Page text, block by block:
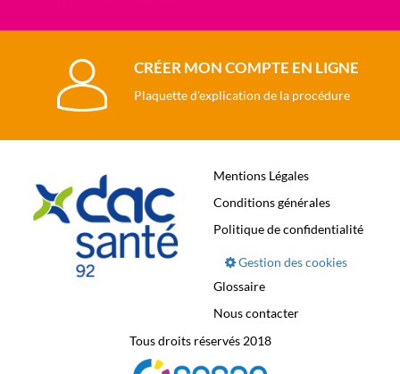
CRÉER MON COMPTE EN LIGNE
Plaquette d'explication de la procédure
Mentions Légales
Conditions générales
Politique de confidentialité
Gestion des cookies
Glossaire
Nous contacter
Tous droits réservés 2018